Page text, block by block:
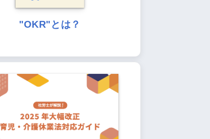
"OKR"とは？